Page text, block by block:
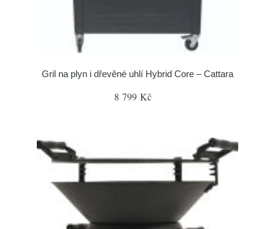
Gril na plyn i dřevěné uhlí Hybrid Core – Cattara
8 799 Kč